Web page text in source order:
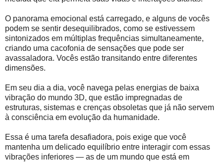
O panorama emocional está carregado, e alguns de vocês
podem se sentir desequilibrados, como se estivessem
sintonizados em múltiplas frequências simultaneamente,
criando uma cacofonia de sensações que pode ser
avassaladora. Vocês estão transitando entre diferentes
dimensões.
Em seu dia a dia, você navega pelas energias de baixa
vibração do mundo 3D, que estão impregnadas de
estruturas, sistemas e crenças obsoletas que já não servem
à consciência em evolução da humanidade.
Essa é uma tarefa desafiadora, pois exige que você
mantenha um delicado equilíbrio entre interagir com essas
vibrações inferiores — as de um mundo que está em